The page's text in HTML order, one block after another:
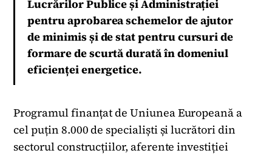
Lucrărilor Publice și Administrației
pentru aprobarea schemelor de ajutor
de minimis și de stat pentru cursuri de
formare de scurtă durată în domeniul
eficienței energetice.
Programul finanțat de Uniunea Europeană a
cel puțin 8.000 de specialiști și lucrători din
sectorul construcțiilor, aferente investiției